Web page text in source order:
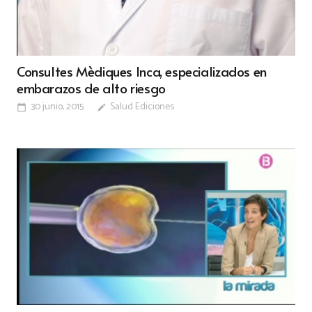
Consultes Mèdiques Inca, especializados en
embarazos de alto riesgo
calendar_today 30 junio, 2015 edit Salud Ediciones